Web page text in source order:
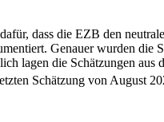
dass die EZB den
Genauer wurden die
lagen die Schätzungen
Schätzung von August